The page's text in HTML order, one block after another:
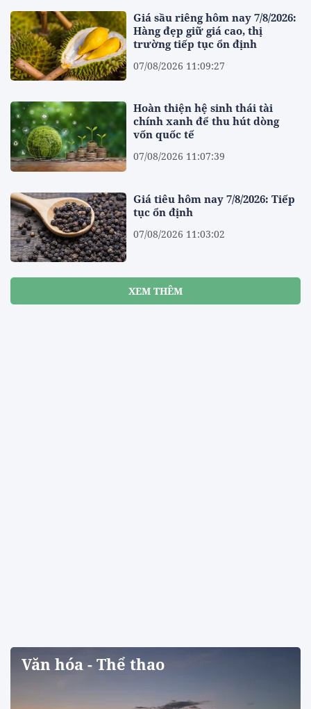
Giá sầu riêng hôm nay 7/8/2026:
Hàng đẹp giữ giá cao, thị
trường tiếp tục ổn định
07/08/2026 11:09:27
Hoàn thiện hệ sinh thái tài
chính xanh để thu hút dòng
vốn quốc tế
07/08/2026 11:07:39
Giá tiêu hôm nay 7/8/2026: Tiếp
tục ổn định
07/08/2026 11:03:02
XEM THÊM
Văn hóa - Thể thao